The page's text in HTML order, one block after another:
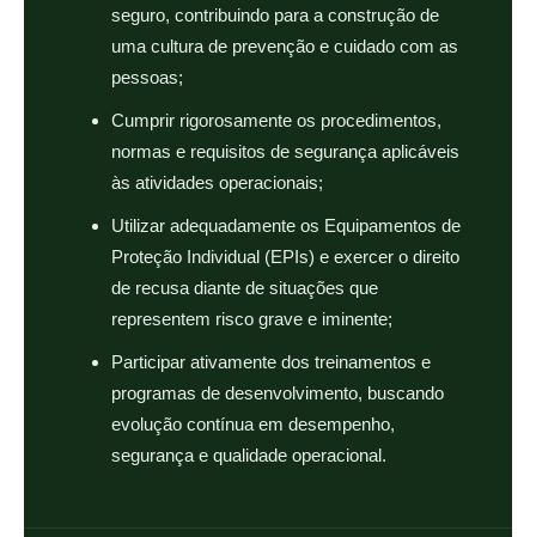
seguro, contribuindo para a construção de
uma cultura de prevenção e cuidado com as
pessoas;
Cumprir rigorosamente os procedimentos,
normas e requisitos de segurança aplicáveis
às atividades operacionais;
Utilizar adequadamente os Equipamentos de
Proteção Individual (EPIs) e exercer o direito
de recusa diante de situações que
representem risco grave e iminente;
Participar ativamente dos treinamentos e
programas de desenvolvimento, buscando
evolução contínua em desempenho,
segurança e qualidade operacional.